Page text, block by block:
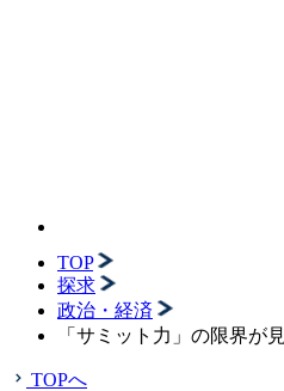
TOP
探求
政治・経済
「サミット力」の限界が
TOPへ